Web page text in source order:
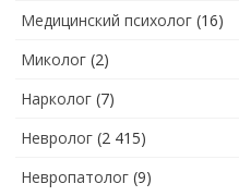
Медицинский психолог (16)
Миколог (2)
Нарколог (7)
Невролог (2 415)
Невропатолог (9)